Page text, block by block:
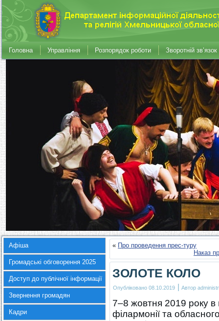
Головна Управління Розпорядок роботи Зворотній зв’язок
Афіша
Громадські обговорення 2025
Доступ до публічної інформації
Звернення громадян
Кадри
« Про проведення прес-туру
Наказ
ЗОЛОТЕ КОЛО
Опубліковано 08.10.2019 | Автор
7–8 жовтня 2019 року в
філармонії та